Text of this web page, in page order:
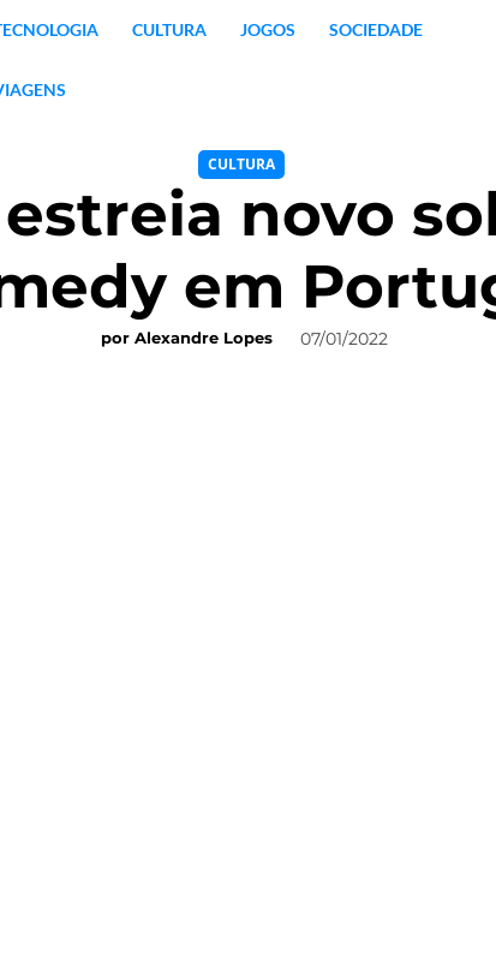
CULTURA JOGOS SOCIEDADE
CULTURA
novo
em
por Alexandre Lopes 07/01/2022